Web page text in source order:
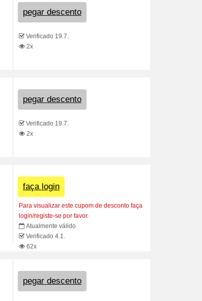
pegar descento
Verificado 19.7.
2x
pegar descento
Verificado 19.7.
2x
faça login
Para visualizar este cupom de desconto faça
login/registe-se por favor.
Atualmente válido
Verificado 4.1.
62x
pegar descento